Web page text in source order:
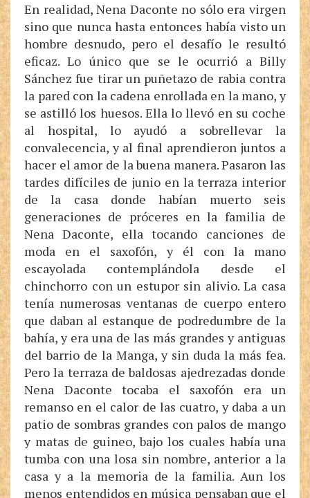
En realidad, Nena Daconte no sólo era virgen
sino que nunca hasta entonces había visto un
hombre desnudo, pero el desafío le resultó
eficaz. Lo único que se le ocurrió a Billy
Sánchez fue tirar un puñetazo de rabia contra
la pared con la cadena enrollada en la mano, y
se astilló los huesos. Ella lo llevó en su coche
al hospital, lo ayudó a sobrellevar la
convalecencia, y al final aprendieron juntos a
hacer el amor de la buena manera. Pasaron las
tardes difíciles de junio en la terraza interior
de la casa donde habían muerto seis
generaciones de próceres en la familia de
Nena Daconte, ella tocando canciones de
moda en el saxofón, y él con la mano
escayolada contemplándola desde el
chinchorro con un estupor sin alivio. La casa
tenía numerosas ventanas de cuerpo entero
que daban al estanque de podredumbre de la
bahía, y era una de las más grandes y antiguas
del barrio de la Manga, y sin duda la más fea.
Pero la terraza de baldosas ajedrezadas donde
Nena Daconte tocaba el saxofón era un
remanso en el calor de las cuatro, y daba a un
patio de sombras grandes con palos de mango
y matas de guineo, bajo los cuales había una
tumba con una losa sin nombre, anterior a la
casa y a la memoria de la familia. Aun los
menos entendidos en música pensaban que el